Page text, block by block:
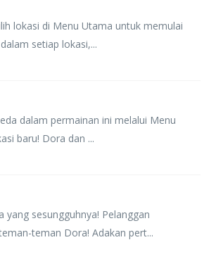
lokasi di Menu Utama untuk memulai
setiap lokasi,...
dalam permainan ini melalui Menu
baru! Dora dan ...
sesungguhnya! Pelanggan
teman Dora! Adakan pert...